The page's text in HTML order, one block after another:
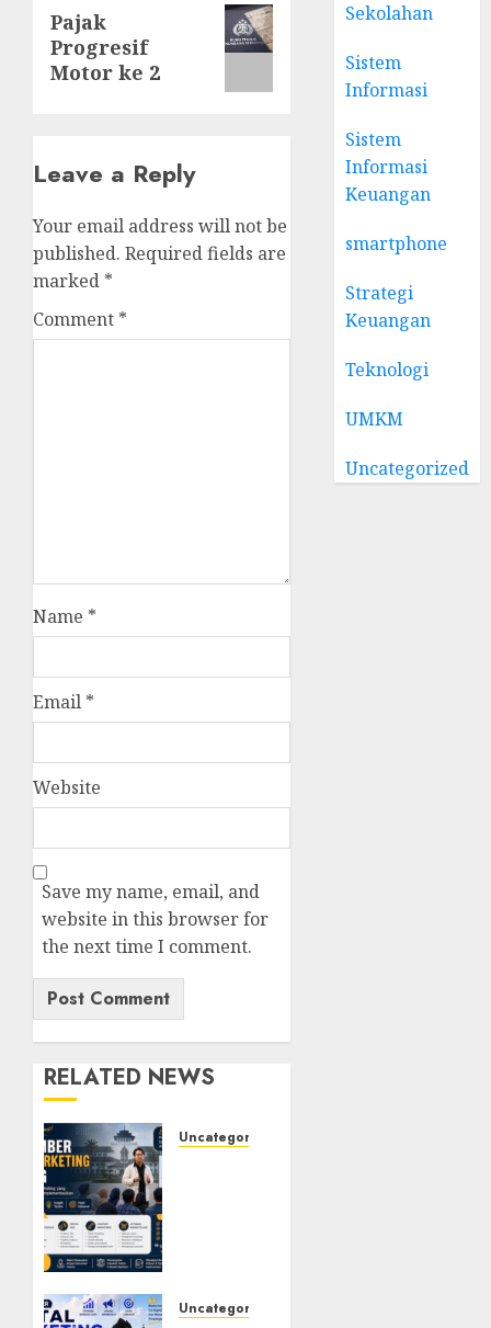
Next
post:
Pajak
Progresif
Motor ke 2
Leave a Reply
Your email address will not be
published. Required fields are
marked *
Comment *
Name *
Email *
Website
Save my name, email, and
website in this browser for
the next time I comment.
RELATED NEWS
Uncategorized
Workshop,
Uncategorized
Sekolahan
Sistem
Informasi
Sistem
Informasi
Keuangan
smartphone
Strategi
Keuangan
Teknologi
UMKM
Uncategorized